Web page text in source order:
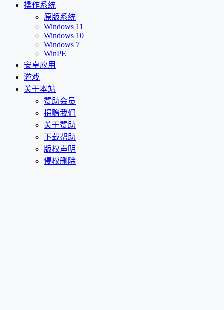
操作系统
原版系统
Windows 11
Windows 10
Windows 7
WinPE
安卓应用
游戏
关于本站
赞助会员
捐赠我们
关于赞助
下载帮助
版权声明
侵权删除